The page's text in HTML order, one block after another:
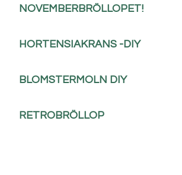
NOVEMBERBRÖLLOPET!
HORTENSIAKRANS -DIY
BLOMSTERMOLN DIY
RETROBRÖLLOP